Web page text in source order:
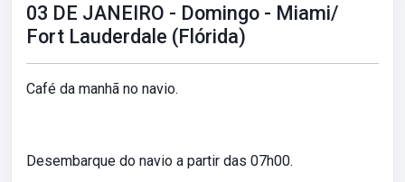
03 DE JANEIRO - Domingo - Miami/
Fort Lauderdale (Flórida)
Café da manhã no navio.
Desembarque do navio a partir das 07h00.